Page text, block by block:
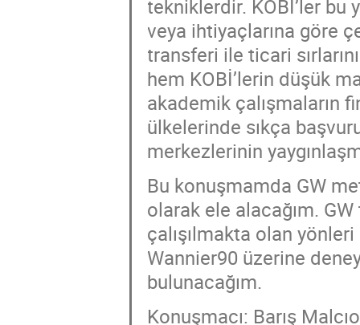
tekniklerdir. KOBİ’ler bu
veya ihtiyaçlarına göre
transferi ile ticari
hem KOBİ’lerin düşük
akademik çalışmaların
ülkelerinde sıkça
merkezlerinin
Bu konuşmamda GW
olarak ele alacağım.
çalışılmakta olan
Wannier90 üzerine
bulunacağım.
Konuşmacı: Barış